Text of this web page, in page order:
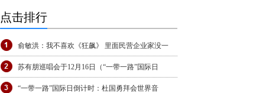
点击排行
俞敏洪：我不喜欢《狂飙》 里面民营企业家没一
苏有朋巡唱会于12月16日（“一带一路”国际日
“一带一路”国际日倒计时：杜国勇拜会世界音